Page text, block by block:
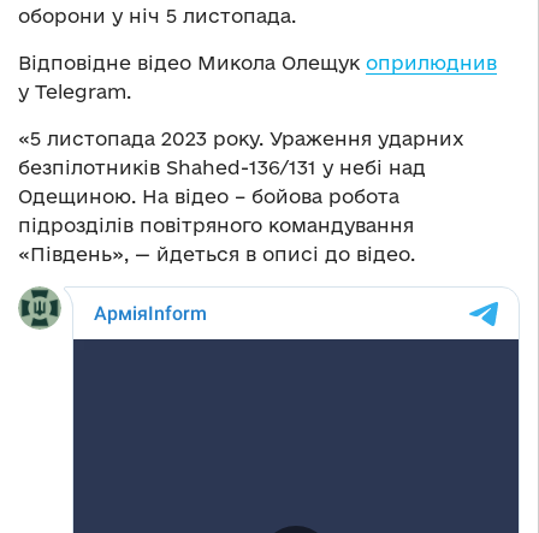
оборони у ніч 5 листопада.
Відповідне відео Микола Олещук оприлюднив
у Telegram.
«5 листопада 2023 року. Ураження ударних
безпілотників Shahed-136/131 у небі над
Одещиною. На відео – бойова робота
підрозділів повітряного командування
«Південь», — йдеться в описі до відео.